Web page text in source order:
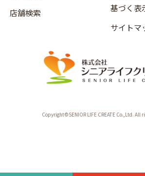
店舗検索
基づく表
サイトマ
Copyright©SENIOR LIFE CREATE Co.,Ltd. All